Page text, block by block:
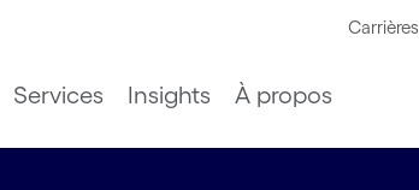
Carrières
Services Insights À propos